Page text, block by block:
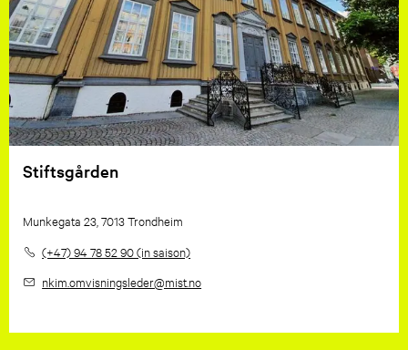
Stiftsgården
Munkegata 23, 7013 Trondheim
(+47) 94 78 52 90 (in saison)
nkim.omvisningsleder@mist.no